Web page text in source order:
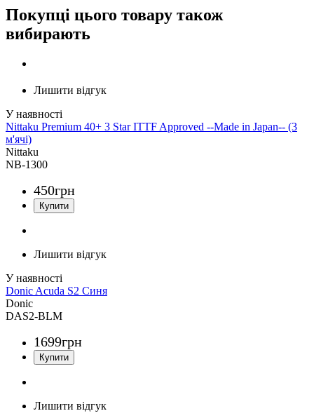
Покупці цього товару також
вибирають
Лишити відгук
Nittaku Premium 40+ 3 Star ITTF Approved --Made in Japan-- (3
м'ячі)
Nittaku
NB-1300
450грн
Лишити відгук
Donic Acuda S2 Синя
Donic
DAS2-BLM
1699грн
Лишити відгук